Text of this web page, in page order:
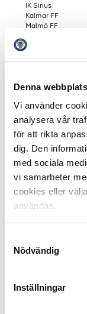
Denna
Vi använder
analysera vår
för att rikta
dig. Den
med sociala
vi samarbeter
cookies eller
användas.
Nödvändig
Inställningar
IK Sirius
Kalmar FF
Malmö FF
Östersunds FK
Superettan:
Club
Dalkurd FF
GAIS
Halmstads BK
IK Brage
IK Frej
Jönköping Södra
Mjällby AIF
Norrby IF
Varberg BOIS
Östers IF